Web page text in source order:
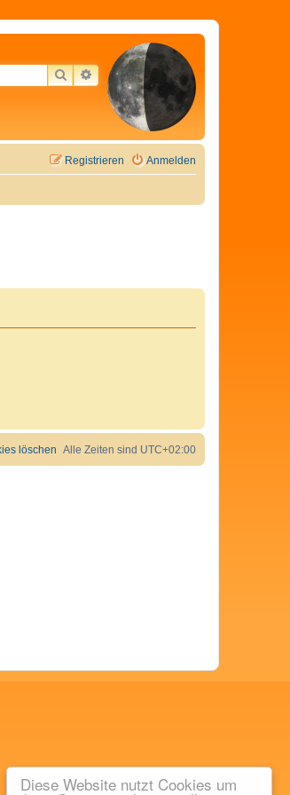
Diese Website nutzt Cookies um
SUCHEERWEITERTE SUCHE
Anmelden
Registrieren
Alle Zeiten sind UTC+02:00
löschen